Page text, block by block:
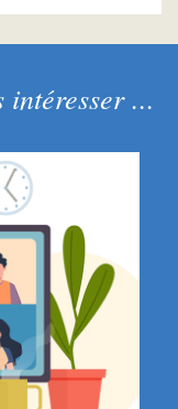
intéresser ...